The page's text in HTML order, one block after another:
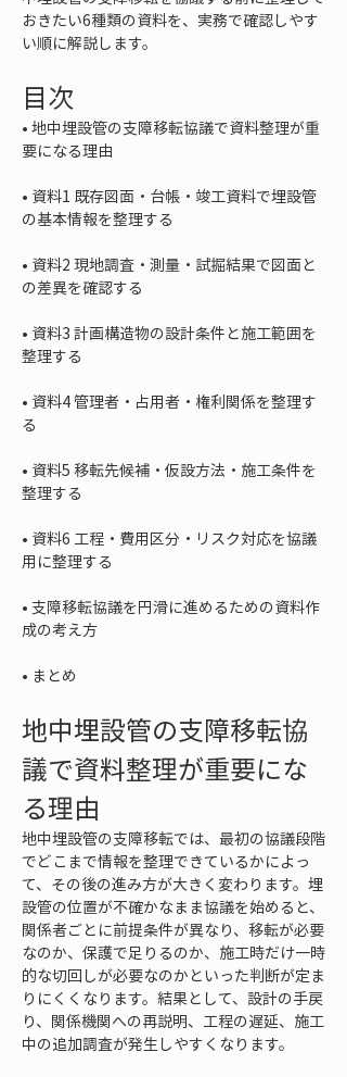
おきたい6種類の資料を、実務で確認しやす
い順に解説します。
目次
• 地中埋設管の支障移転協議で資料整理が重
• 資料1 既存図面・台帳・竣工資料で埋設管
• 資料2 現地調査・測量・試掘結果で図面と
• 資料3 計画構造物の設計条件と施工範囲を
• 資料4 管理者・占用者・権利関係を整理す
• 資料5 移転先候補・仮設方法・施工条件を
• 資料6 工程・費用区分・リスク対応を協議
• 支障移転協議を円滑に進めるための資料作
• まとめ
地中埋設管の支障移転協
議で資料整理が重要にな
る理由
地中埋設管の支障移転では、最初の協議段階
でどこまで情報を整理できているかによっ
て、その後の進み方が大きく変わります。埋
設管の位置が不確かなまま協議を始めると、
関係者ごとに前提条件が異なり、移転が必要
なのか、保護で足りるのか、施工時だけ一時
的な切回しが必要なのかといった判断が定ま
りにくくなります。結果として、設計の手戻
り、関係機関への再説明、工程の遅延、施工
中の追加調査が発生しやすくなります。